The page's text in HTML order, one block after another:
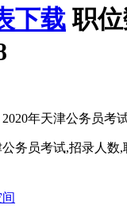
下载 职位
年天津公务员考
公务员考试,招录人数,